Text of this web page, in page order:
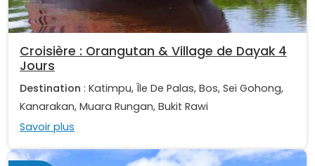
Croisière : Orangutan & Village de Dayak 4
Jours
Destination : Katimpu, Île De Palas, Bos, Sei Gohong,
Kanarakan, Muara Rungan, Bukit Rawi
Savoir plus